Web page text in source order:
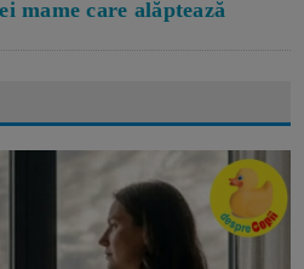
mame care alăptează